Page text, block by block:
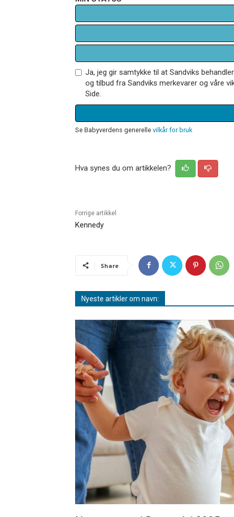
Ja, jeg gir samtykke til at Sandviks
og tilbud fra Sandviks merkevarer og våre
Side.
Se Babyverdens generelle vilkår for bruk
Hva synes du om artikkelen?
Forrige artikkel
Kennedy
Share
Nyeste artikler om navn: